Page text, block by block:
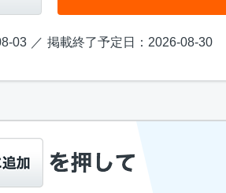
03 掲載終了予定日：2026-08-30